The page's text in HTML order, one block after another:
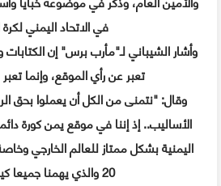
في الاتحاد اليمني
وأشار الشيباني لـ"مأرب برس" إن
تعبر عن رأي الموقع، وإنما
وقال: "نتمنى من الكل أن يعملوا بحق
الأساليب.. إذ إننا في موقع يمن كورة
اليمنية بشكل ممتاز للعالم الخارجي
20 والذي يهمنا جميعا كيمنيين".